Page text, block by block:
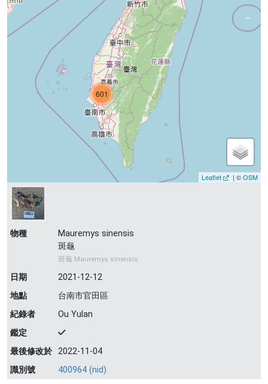
601
Leaflet | ©OSM
物種
Mauremys sinensis
斑龜
斑龜 Mauremys sinensis
日期
2021-12-12
地點
台南市官田區
紀錄者
Ou Yulan
鑑定
最後修改於 2022-11-04
識別號
400964 (nid)